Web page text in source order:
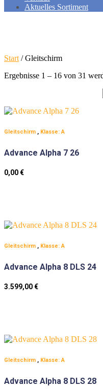
Aktuelles Sortiment
Start / Gleitschirm
Ergebnisse 1 – 16 von 31
Gleitschirm Klasse: A
Advance Alpha 7 26
0,00€
Gleitschirm , Klasse: A
Advance Alpha 8 DLS 24
3.599,00€
Gleitschirm , Klasse: A
Advance Alpha 8 DLS 28